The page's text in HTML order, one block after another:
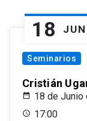
18 JUN
Seminarios
Cristián
18 de Junio
17:00